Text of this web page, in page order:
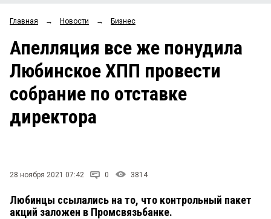
ОБЩЕСТВО
ЗАКОН Рейтинги
Блоги
Архив
Главная → Новости → Бизнес
Апелляция все же понудила
Любинское ХПП провести
собрание по отставке
директора
28 ноября 2021 07:42 0 3814
Любинцы ссылались на то, что контрольный пакет
акций заложен в Промсвязьбанке.